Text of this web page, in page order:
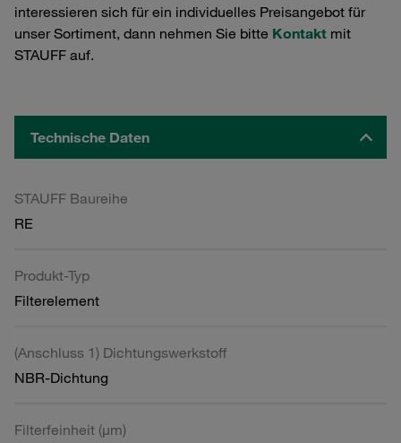
interessieren sich für ein individuelles Preisangebot für
unser Sortiment, dann nehmen Sie bitte Kontakt mit
STAUFF auf.
Technische Daten
STAUFF Baureihe
RE
Produkt-Typ
Filterelement
(Anschluss 1) Dichtungswerkstoff
NBR-Dichtung
Filterfeinheit (µm)